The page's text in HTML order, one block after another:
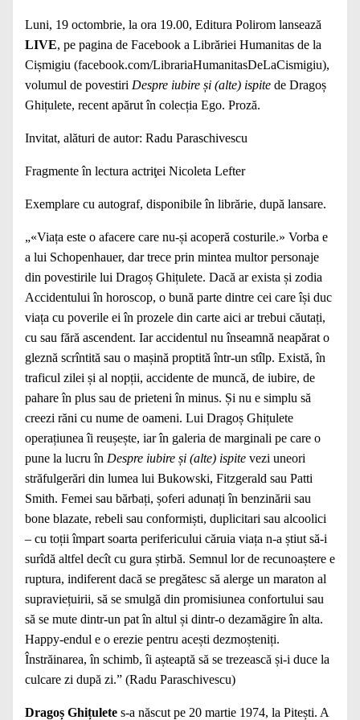
Luni, 19 octombrie, la ora 19.00, Editura Polirom lansează
LIVE, pe pagina de Facebook a Librăriei Humanitas de la
Cișmigiu (facebook.com/LibrariaHumanitasDeLaCismigiu),
volumul de povestiri Despre iubire și (alte) ispite de Dragoș
Ghițulete, recent apărut în colecția Ego. Proză.
Invitat, alături de autor: Radu Paraschivescu
Fragmente în lectura actriţei Nicoleta Lefter
Exemplare cu autograf, disponibile în librărie, după lansare.
„«Viața este o afacere care nu-și acoperă costurile.» Vorba e
a lui Schopenhauer, dar trece prin mintea multor personaje
din povestirile lui Dragoș Ghițulete. Dacă ar exista și zodia
Accidentului în horoscop, o bună parte dintre cei care își duc
viața cu poverile ei în prozele din carte aici ar trebui căutați,
cu sau fără ascendent. Iar accidentul nu înseamnă neapărat o
gleznă scrîntită sau o mașină proptită într-un stîlp. Există, în
traficul zilei și al nopții, accidente de muncă, de iubire, de
pahare în plus sau de prieteni în minus. Și nu e simplu să
creezi răni cu nume de oameni. Lui Dragoș Ghițulete
operațiunea îi reușește, iar în galeria de marginali pe care o
pune la lucru în Despre iubire și (alte) ispite vezi uneori
străfulgerări din lumea lui Bukowski, Fitzgerald sau Patti
Smith. Femei sau bărbați, șoferi adunați în benzinării sau
bone blazate, rebeli sau conformiști, duplicitari sau alcoolici
– cu toții împart soarta perifericului căruia viața n-a știut să-i
surîdă altfel decît cu gura știrbă. Semnul lor de recunoaștere e
ruptura, indiferent dacă se pregătesc să alerge un maraton al
supraviețuirii, să se smulgă din promisiunea confortului sau
să se mute dintr-un pat în altul și dintr-o dezamăgire în alta.
Happy-endul e o erezie pentru acești dezmoșteniți.
Înstrăinarea, în schimb, îi așteaptă să se trezească și-i duce la
culcare zi după zi.” (Radu Paraschivescu)
Dragoș Ghițulete s-a născut pe 20 martie 1974, la Pitești. A